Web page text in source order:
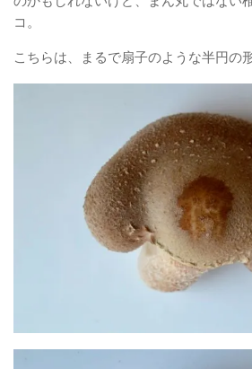
コ。
こちらは、まるで扇子のような半円の